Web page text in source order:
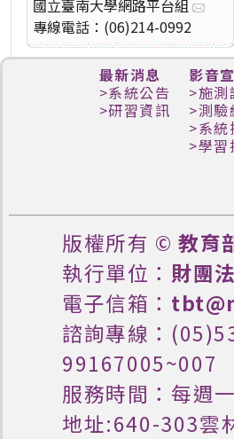
國立臺南大學網路平台組
專線電話：(06)214-0992
最新消息
>系統公告
>研習資訊
影音
>施測
>測驗
>系統
>學習
版權所有 ©教育
執行單位： 財團
電子信箱：
諮詢專線：
99167005~007
服務時間：每週
地址:640-303雲